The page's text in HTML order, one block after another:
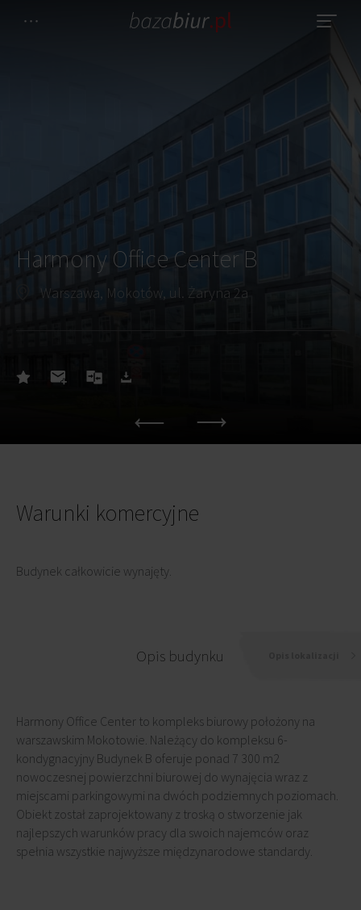
Harmony Office Center B
Warszawa, Mokotów, ul. Żaryna 2a
Warunki komercyjne
Budynek całkowicie wynajęty.
Opis budynku
Harmony Office Center to kompleks biurowy położony na
warszawskim Mokotowie. Należący do kompleksu 6-
kondygnacyjny Budynek B oferuje ponad 7 300 m2
nowoczesnej powierzchni biurowej do wynajęcia wraz z
miejscami parkingowymi na dwóch podziemnych poziomach.
Obiekt został zaprojektowany z troską o stworzenie jak
najlepszych warunków pracy dla swoich najemców oraz
spełnia wszystkie najwyższe międzynarodowe standardy.